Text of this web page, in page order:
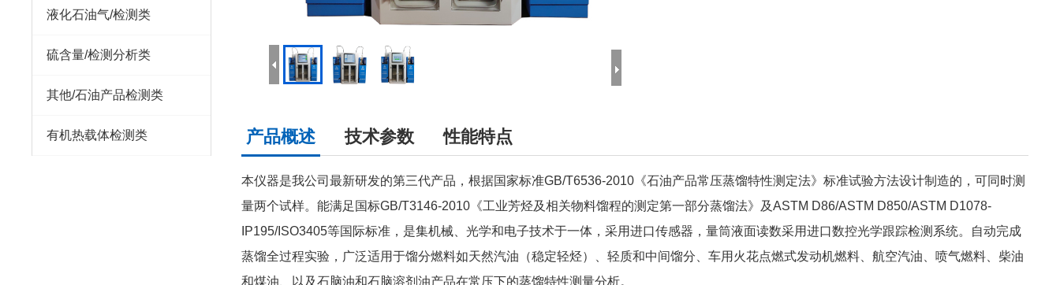
液化石油气/检测类
硫含量/检测分析类
其他/石油产品检测类
有机热载体检测类 产品概述 技术参数 性能特点
本仪器是我公司最新研发的第三代产品，根据国家标准GB/T6536-2010《石油产品常压蒸馏特性测定法》标准试验方法设计制造的，可同时测
量两个试样。能满足国标GB/T3146-2010《工业芳烃及相关物料馏程的测定第一部分蒸馏法》及ASTM D86/ASTM D850/ASTM D1078-
IP195/ISO3405等国际标准，是集机械、光学和电子技术于一体，采用进口传感器，量筒液面读数采用进口数控光学跟踪检测系统。自动完成
蒸馏全过程实验，广泛适用于馏分燃料如天然汽油（稳定轻烃）、轻质和中间馏分、车用火花点燃式发动机燃料、航空汽油、喷气燃料、柴油
和煤油、以及石脑油和石脑溶剂油产品在常压下的蒸馏特性测量分析。